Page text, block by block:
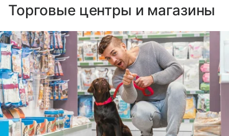
Торговые центры и магазины